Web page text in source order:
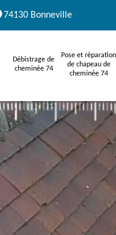
74130 Bonneville
Débistrage de
cheminée 74
Pose et réparation
de chapeau de
cheminée 74